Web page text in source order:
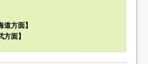
道方面】
方面】